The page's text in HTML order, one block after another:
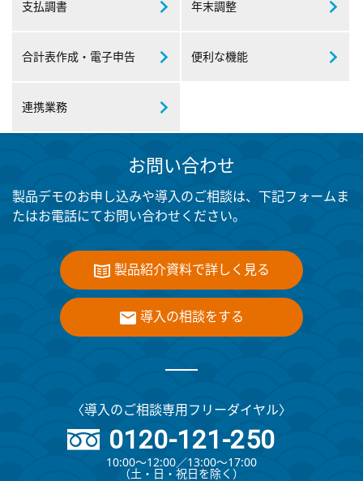
支払調書 年末調整
合計表作成・ 電子申告 便利な機能
連携業務
お問い合わせ
製品デモのお申し込みや導入のご相談は、下記フォームま
たはお電話にてお問い合わせください。
製品紹介資料で詳しく見る
導入の相談をする
〈導入のご相談専用フリーダイヤル〉
0120-121-250
10:00～12:00∕13:00～17:00
（⼟・⽇・祝⽇を除く）